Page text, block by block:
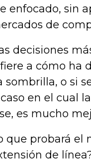
enfocado, sin
de
decisiones
a cómo ha
o si
en el cual
es mucho
probará el
de